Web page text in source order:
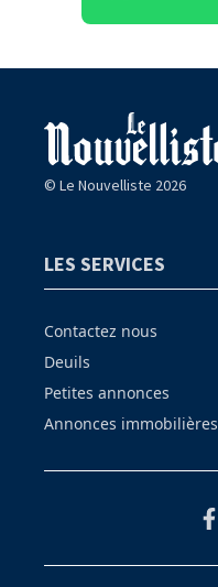
© Le Nouvelliste 2026
LES SERVICES
Contactez nous
Deuils
Petites annonces
Annonces immobilières